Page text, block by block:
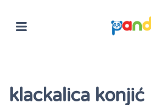
klackalica konjić